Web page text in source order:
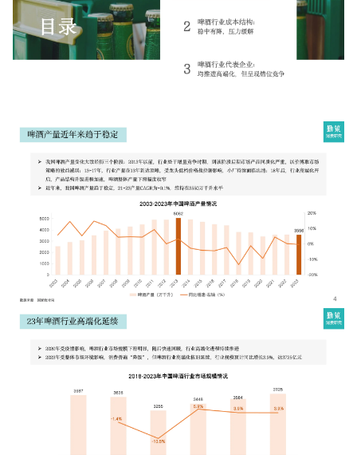
培训课程
新零售内参
增长俱乐部
商家社区
合作共进
入驻有赞
认证服务商 设计服务商
有赞云